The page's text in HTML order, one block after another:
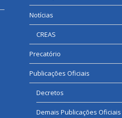
Notícias
CREAS
Precatório
Publicações Oficiais
Decretos
Demais Publicações Oficiais